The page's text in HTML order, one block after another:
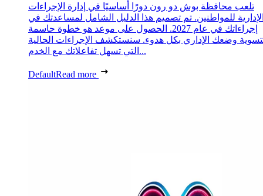
تلعب محافظة بوش دو رون دورًا أساسيًا في إدارة الإجراءات
للمواطنين. تم تصميم هذا الدليل الشامل لمساعدتك في
إجراءاتك في عام 2027. الحصول على موعد هو خطوة حاسمة
وضعك الإداري بكل هدوء. سنستكشف الإجراءات الحالية
التي تسهل تفاعلاتك مع الخدم...
DefaultRead more